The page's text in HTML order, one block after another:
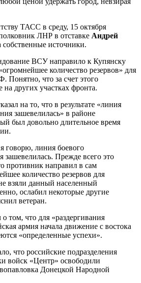
ТАСС в среду, 15 октября
ЛНР в отставке Андрей
собственные источники.
ВСУ направило к Купянску
количество резервов» для
Понятно, что за счет этого
других участках фронта.
на то, что в результате «линия
зашевелилась» в районе
был довольно длительное время
говорю, линия боевого
зашевелилась. Прежде всего это
противник направил в сам
количество резервов для
взяли данный населенный
ослабил некоторые другие
ветеран.
том, что для «раздергивания
армия начала движение с востока
«определенные успехи».
что российские подразделения
войск «Центр» освободили
Донецкой Народной